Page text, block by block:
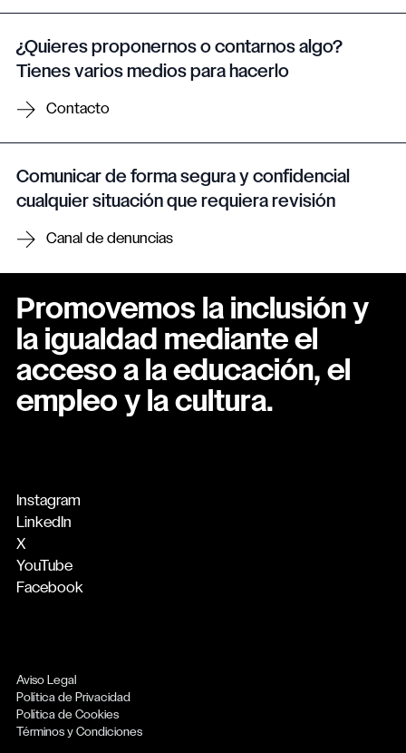
¿Quieres proponernos o contarnos algo?
Tienes varios medios para hacerlo
Contacto
Comunicar de forma segura y confidencial
cualquier situación que requiera revisión
Canal de denuncias
Promovemos la inclusión y
la igualdad mediante el
acceso a la educación, el
empleo y la cultura.
Instagram
LinkedIn
X
YouTube
Facebook
Aviso Legal
Política de Privacidad
Política de Cookies
Términos y Condiciones